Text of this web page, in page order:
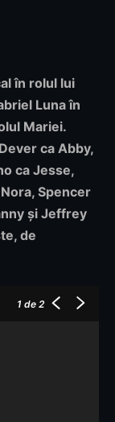
în rolul lui
Luna în
Mariei.
ca Abby,
ca Jesse,
Spencer
și Jeffrey
de
1 de 2